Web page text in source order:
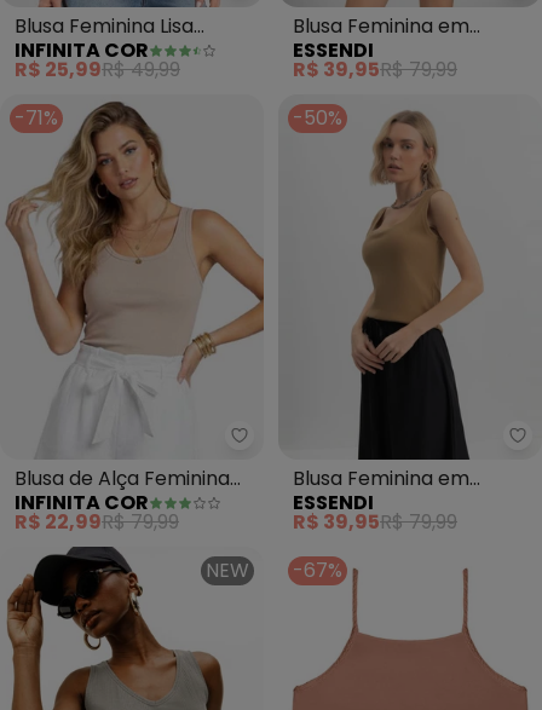
Blusa Feminina Lisa
(Marrom)
INFINITA COR
R$ 25,99R$ 49,99
Blusa Feminina em
Ribana (Marrom)
ESSENDI
R$ 39,95R$ 79,99
-71%
Infinita Cor - Blusa de Alça
Blusa de Alça Feminina
(Marrom)
INFINITA COR
R$ 22,99R$ 79,99
-50%
Blusa Feminina em
Ribana (Marrom)
ESSENDI
R$ 39,95R$ 79,99
NEW
-67%